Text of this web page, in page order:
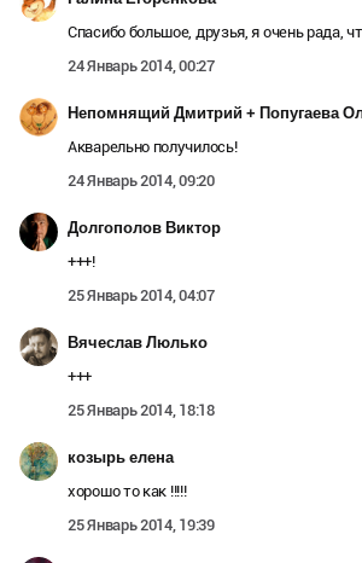
Спасибо большое, друзья, я очень рада,
24 Январь 2014, 00:27
Непомнящий Дмитрий + Попугаева
Акварельно получилось!
24 Январь 2014, 09:20
Долгополов Виктор
+++!
25 Январь 2014, 04:07
Вячеслав Люлько
+++
25 Январь 2014, 18:18
козырь елена
хорошо то как !!!!!
25 Январь 2014, 19:39